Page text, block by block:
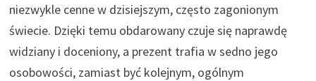
niezwykle cenne w dzisiejszym, często zagonionym
świecie. Dzięki temu obdarowany czuje się naprawdę
widziany i doceniony, a prezent trafia w sedno jego
osobowości, zamiast być kolejnym, ogólnym